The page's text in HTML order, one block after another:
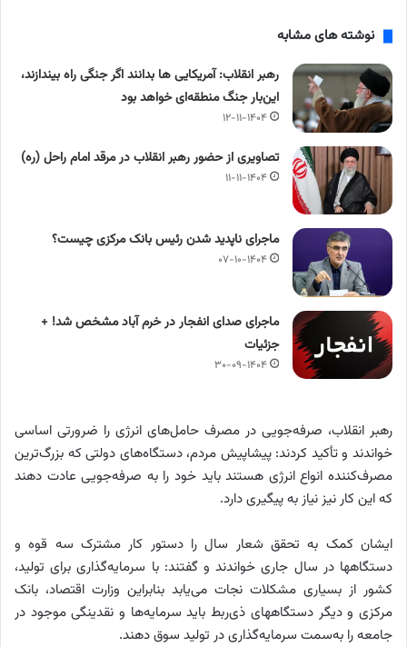
نوشته های مشابه
رهبر انقلاب: آمریکایی ها بدانند اگر جنگی راه بیندازند،
این‌بار جنگ منطقه‌ای خواهد بود
۱۲-۱۱-۱۴۰۴
تصاویری از حضور رهبر انقلاب در مرقد امام راحل (ره)
۱۱-۱۱-۱۴۰۴
ماجرای ناپدید شدن رئیس بانک مرکزی چیست؟
۰۷-۱۰-۱۴۰۴
ماجرای صدای انفجار در خرم آباد مشخص شد! +
جزئیات
۳۰-۰۹-۱۴۰۴
رهبر انقلاب، صرفه‌جویی در مصرف حامل‌های انرژی را ضرورتی اساسی
خواندند و تأکید کردند: پیشاپیش مردم، دستگاه‌های دولتی که بزرگ‌ترین
مصرف‌کننده انواع انرژی هستند باید خود را به صرفه‌جویی عادت دهند
که این کار نیز نیاز به پیگیری دارد.
ایشان کمک به تحقق شعار سال را دستور کار مشترک سه قوه و
دستگاهها در سال جاری خواندند و گفتند: با سرمایه‌گذاری برای تولید،
کشور از بسیاری مشکلات نجات می‌یابد بنابراین وزارت اقتصاد، بانک
مرکزی و دیگر دستگاههای ذی‌ربط باید سرمایه‌ها و نقدینگی موجود در
جامعه را به‌سمت سرمایه‌گذاری در تولید سوق دهند.